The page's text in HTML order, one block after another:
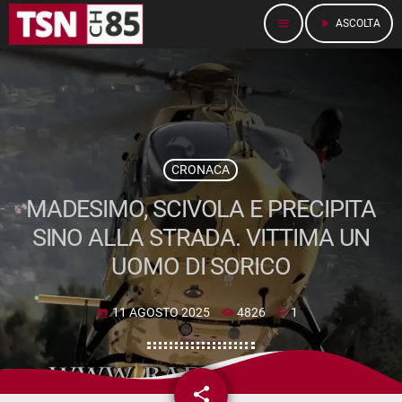
menu play_arrow ASCOLTA
CRONACA
MADESIMO, SCIVOLA E PRECIPITA
SINO ALLA STRADA. VITTIMA UN
UOMO DI SORICO
today 11 AGOSTO 2025 4826 1
share
email